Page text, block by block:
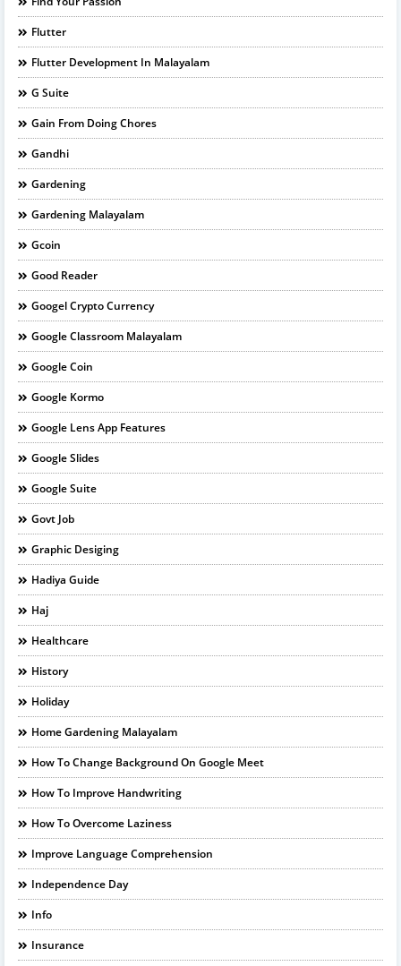
Flutter
Flutter Development In Malayalam
G Suite
Gain From Doing Chores
Gandhi
Gardening
Gardening Malayalam
Gcoin
Good Reader
Googel Crypto Currency
Google Classroom Malayalam
Google Coin
Google Kormo
Google Lens App Features
Google Slides
Google Suite
Govt Job
Graphic Desiging
Hadiya Guide
Haj
Healthcare
History
Holiday
Home Gardening Malayalam
How To Change Background On Google Meet
How To Improve Handwriting
How To Overcome Laziness
Improve Language Comprehension
Independence Day
Info
Insurance